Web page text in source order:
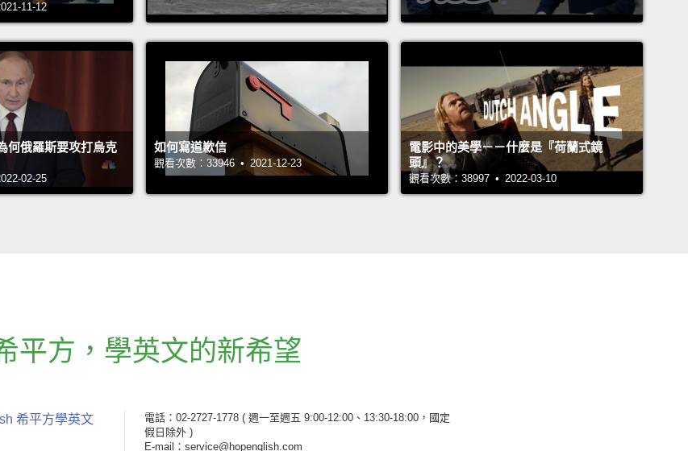
11-12
何俄羅斯要攻打烏克
02-25
如何寫道歉信
觀看次數：33946 • 2021-12-23
電影中的美學－－什麼是『荷蘭式鏡
頭』？
觀看次數：38997 • 2022-03-10
平方 ， 學英文的新希望
希平方學英文 電話：02-2727-1778 ( 週一至週五 9:00-12:00、13:30-18:00，國定
假日除外 )
E-mail：service@hopenglish.com